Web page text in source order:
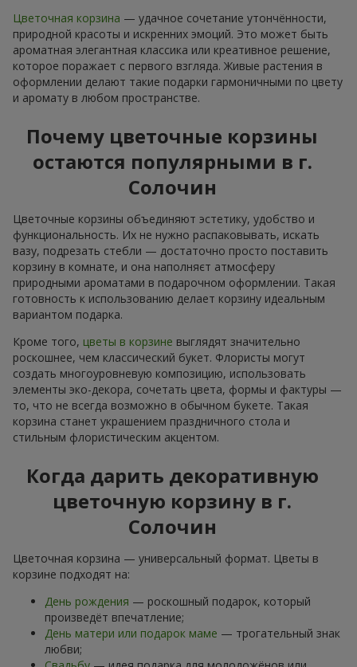
Цветочная корзина — удачное сочетание утончённости,
природной красоты и искренних эмоций. Это может быть
ароматная элегантная классика или креативное решение,
которое поражает с первого взгляда. Живые растения в
оформлении делают такие подарки гармоничными по цвету
и аромату в любом пространстве.
Почему цветочные корзины
остаются популярными в г.
Солочин
Цветочные корзины объединяют эстетику, удобство и
функциональность. Их не нужно распаковывать, искать
вазу, подрезать стебли — достаточно просто поставить
корзину в комнате, и она наполняєт атмосферу
природными ароматами в подарочном оформлении. Такая
готовность к использованию делает корзину идеальным
вариантом подарка.
Кроме того, цветы в корзине выглядят значительно
роскошнее, чем классический букет. Флористы могут
создать многоуровневую композицию, использовать
элементы эко-декора, сочетать цвета, формы и фактуры —
то, что не всегда возможно в обычном букете. Такая
корзина станет украшением праздничного стола и
стильным флористическим акцентом.
Когда дарить декоративную
цветочную корзину в г.
Солочин
Цветочная корзина — универсальный формат. Цветы в
корзине подходят на:
День рождения — роскошный подарок, который
произведёт впечатление;
День матери или подарок маме — трогательный знак
любви;